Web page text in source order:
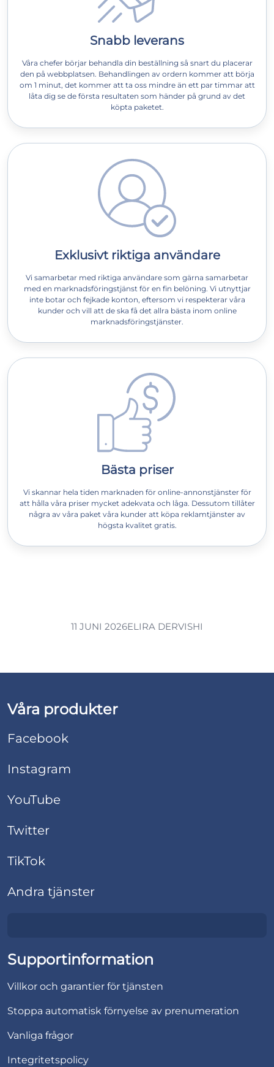
Snabb leverans
Våra chefer börjar behandla din beställning så snart du placerar
den på webbplatsen. Behandlingen av ordern kommer att börja
om 1 minut, det kommer att ta oss mindre än ett par timmar att
låta dig se de första resultaten som händer på grund av det
köpta paketet.
Exklusivt riktiga användare
Vi samarbetar med riktiga användare som gärna samarbetar
med en marknadsföringstjänst för en fin belöning. Vi utnyttjar
inte botar och fejkade konton, eftersom vi respekterar våra
kunder och vill att de ska få det allra bästa inom online
marknadsföringstjänster.
Bästa priser
Vi skannar hela tiden marknaden för online-annonstjänster för
att hålla våra priser mycket adekvata och låga. Dessutom tillåter
några av våra paket våra kunder att köpa reklamtjänster av
högsta kvalitet gratis.
11 JUNI 2026ELIRA DERVISHI
Våra produkter
Facebook
Instagram
YouTube
Twitter
TikTok
Andra tjänster
Supportinformation
Villkor och garantier för tjänsten
Stoppa automatisk förnyelse av prenumeration
Vanliga frågor
Integritetspolicy